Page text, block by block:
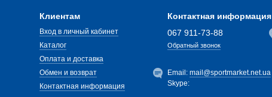
Клиентам
Вход в личный кабинет
Каталог
Оплата и доставка
Обмен и возврат
Контактная информация
Контактная информация
067 911-73-88
Обратный звонок
Email:mail@sportmarket.net.ua
Skype: